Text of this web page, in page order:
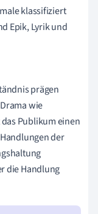
klassifiziert
Epik, Lyrik und
prägen
wie
Publikum einen
der
die Handlung